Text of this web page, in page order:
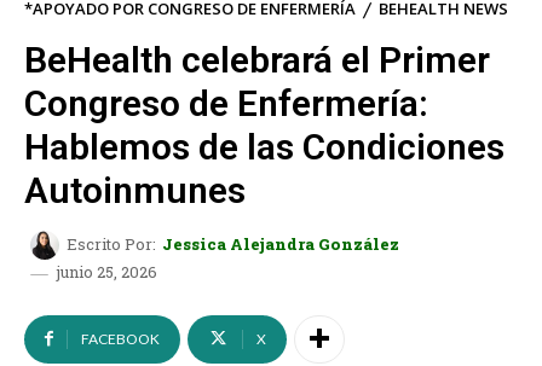
*APOYADO POR CONGRESO DE ENFERMERÍA BEHEALTH NEWS
BeHealth celebrará el Primer
Congreso de Enfermería:
Hablemos de las Condiciones
Autoinmunes
Escrito Por: Jessica Alejandra González
junio 25, 2026
FACEBOOK X